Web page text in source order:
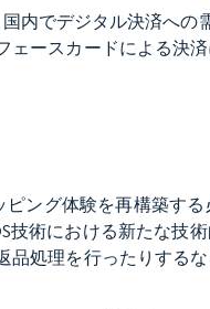
内でデジタル決済への
ースカードによる決
ング体験を再構築す
術における新たな技
処理を行ったりする